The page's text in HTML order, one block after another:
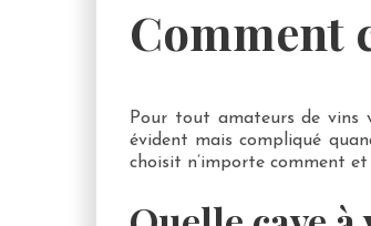
Comment
Pour tout amateurs de vins
évident mais compliqué
choisit n’importe comment